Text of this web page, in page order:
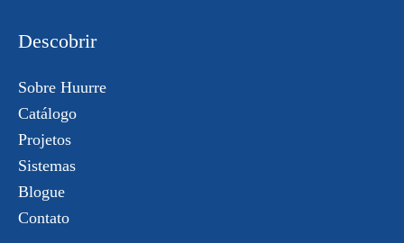
Descobrir
Sobre Huurre
Catálogo
Projetos
Sistemas
Blogue
Contato